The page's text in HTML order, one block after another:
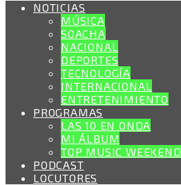
NOTICIAS
MÚSICA
SOACHA
NACIONAL
DEPORTES
TECNOLOGÍA
INTERNACIONAL
ENTRETENIMIENTO
PROGRAMAS
LAS 10 EN ONDA
MI ÁLBUM
TOP MUSIC WEEKEND
PODCAST
LOCUTORES